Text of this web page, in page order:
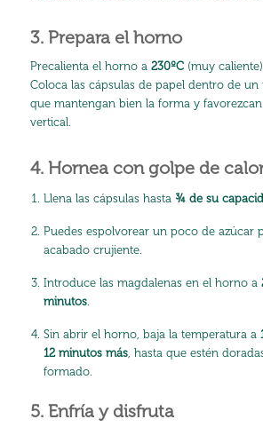
3. Prepara el horno
Precalienta el horno a 230ºC(muy
Coloca las cápsulas de papel dentro de
que mantengan bien la forma y
vertical.
4. Hornea con golpe de
Llena las cápsulas hasta ¾ de su
Puedes espolvorear un poco de azúcar
acabado crujiente.
Introduce las magdalenas en el horno a
minutos.
Sin abrir el horno, baja la temperatura a
12 minutos más, hasta que estén
formado.
5. Enfría y disfruta